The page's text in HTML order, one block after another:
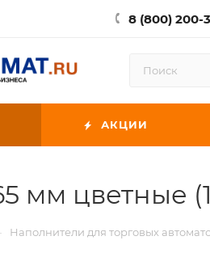
8 (800) 200-
АКЦИИ
мм цветные
Наполнители для торговых